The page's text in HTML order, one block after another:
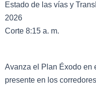
Estado de las vías y
2026
Corte 8:15 a. m.
Avanza el Plan Éxodo en
presente en los